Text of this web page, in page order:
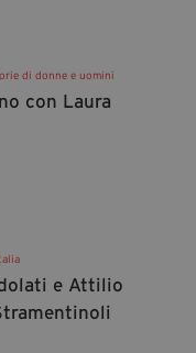
di donne e uomini
con Laura
e Attilio